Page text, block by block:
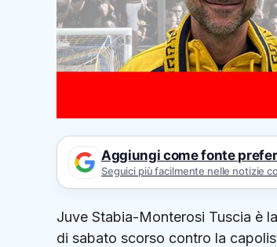
Aggiungi come fonte
Seguici più facilmente nelle notizie
Juve Stabia-Monterosi Tuscia è
di sabato scorso contro la